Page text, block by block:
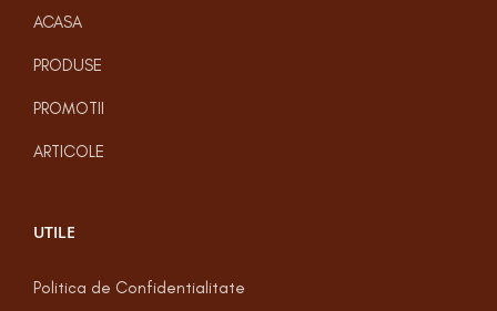
ACASA
PRODUSE
PROMOTII
ARTICOLE
UTILE
Politica de Confidentialitate